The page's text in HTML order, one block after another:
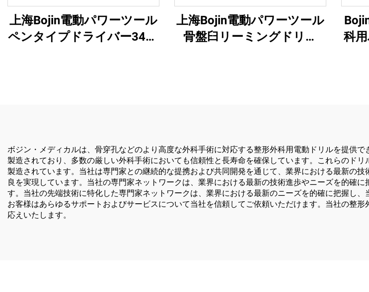
上海Bojin電動パワーツール
ペンタイプドライバー3401
上海Bojin電動パワーツール
骨盤臼リーミングドリル
科
ボジン・メディカルは、骨穿孔などのより高度な外科手術に対応する整形外科用電動ドリルを提供
製造されており、多数の厳しい外科手術においても信頼性と長寿命を確保しています。これらのド
製造されています。当社は専門家との継続的な提携および共同開発を通じて、業界における最新の
良を実現しています。当社の専門家ネットワークは、業界における最新の技術進歩やニーズを的確
す。当社の先端技術に特化した専門家ネットワークは、業界における最新のニーズを的確に把握し
お客様はあらゆるサポートおよびサービスについて当社を信頼してご依頼いただけます。当社の整
応えいたします。